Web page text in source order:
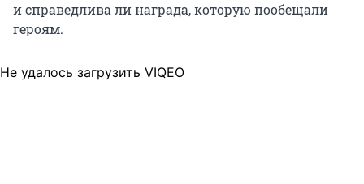
и справедлива ли награда, которую пообещали
героям.
Не удалось загрузить VIQEO